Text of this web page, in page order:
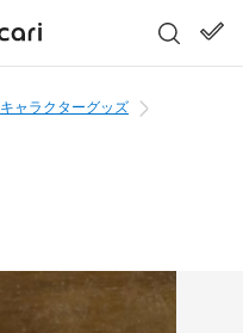
キャラクターグッズ